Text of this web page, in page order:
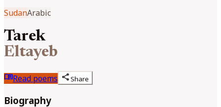
SudanArabic
Tarek
Eltayeb
menu_bookRead poems shareShare
Biography